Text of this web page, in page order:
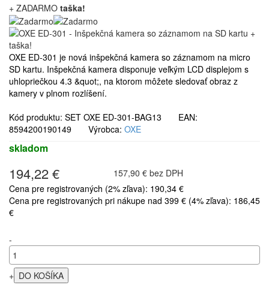
+ ZADARMO taška!
OXE ED-301 je nová inšpekčná kamera so záznamom na micro
SD kartu. Inšpekčná kamera disponuje veľkým LCD displejom s
uhlopriečkou 4.3 &quot;, na ktorom môžete sledovať obraz z
kamery v plnom rozlíšení.
Kód produktu: SET OXE ED-301-BAG13 EAN:
8594200190149 Výrobca: OXE
skladom
194,22 €
157,90 € bez DPH
Cena pre registrovaných (2% zľava): 190,34 €
Cena pre registrovaných pri nákupe nad 399 € (4% zľava): 186,45
€
-
+